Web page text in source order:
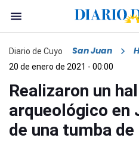
Diario de Cuyo San Juan
20 de enero de 2021 - 00:00
Realizaron un
arqueológico en
de una tumba